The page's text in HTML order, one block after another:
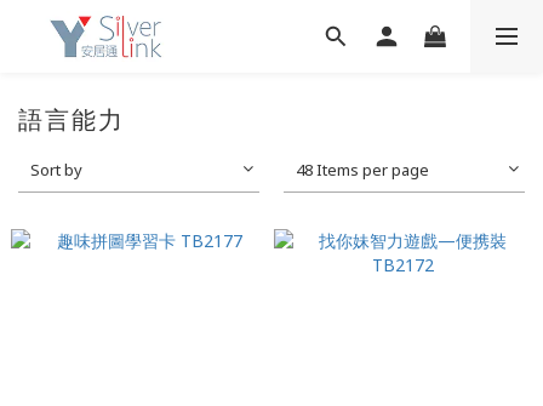
語言能力
Sort by 48 Items per page